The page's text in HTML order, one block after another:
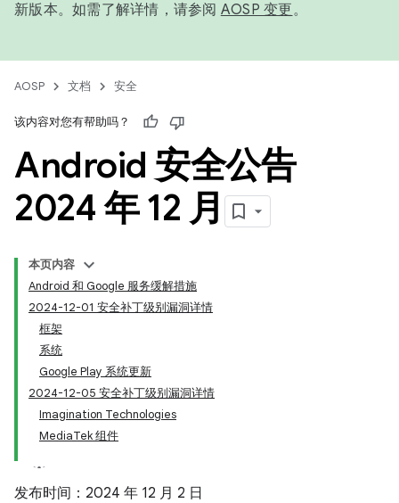
新版本。如需了解详情，请参阅 AOSP 变更。
AOSP 文档 安全
该内容对您有帮助吗？
Android 安全公告
2024 年 12 月
本页内容
Android 和 Google 服务缓解措施
2024-12-01 安全补丁级别漏洞详情
框架
系统
Google Play 系统更新
2024-12-05 安全补丁级别漏洞详情
Imagination Technologies
MediaTek 组件
发布时间：2024 年 12 月 2 日